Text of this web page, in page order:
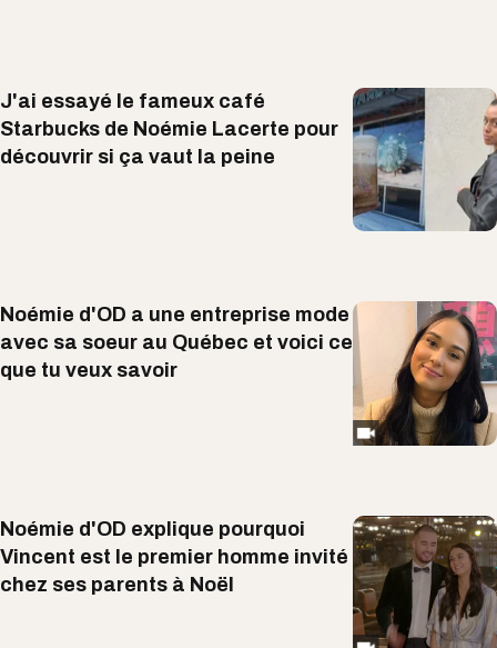
J'ai essayé le fameux café
Starbucks de Noémie Lacerte pour
découvrir si ça vaut la peine
Noémie d'OD a une entreprise mode
avec sa soeur au Québec et voici ce
que tu veux savoir
Noémie d'OD explique pourquoi
Vincent est le premier homme invité
chez ses parents à Noël